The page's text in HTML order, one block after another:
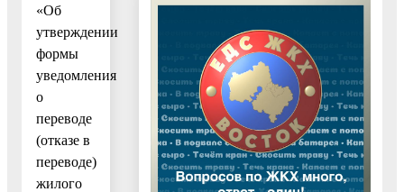
«Об
утверждении
формы
уведомления
о
переводе
(отказе в
переводе)
жилого